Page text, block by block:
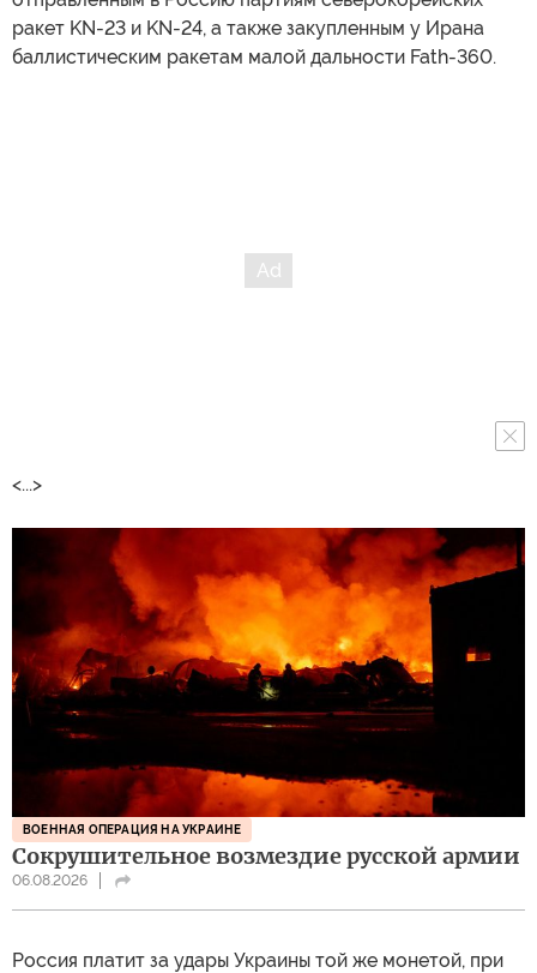
ракет KN-23 и KN-24, а также закупленным у Ирана
баллистическим ракетам малой дальности Fath-360.
<...>
ВОЕННАЯ ОПЕРАЦИЯ НА УКРАИНЕ
Сокрушительное возмездие русской армии
06.08.2026
Россия платит за удары Украины той же монетой, при